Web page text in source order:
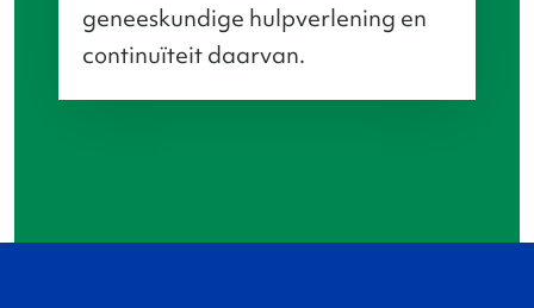
geneeskundige hulpverlening en
continuïteit daarvan.